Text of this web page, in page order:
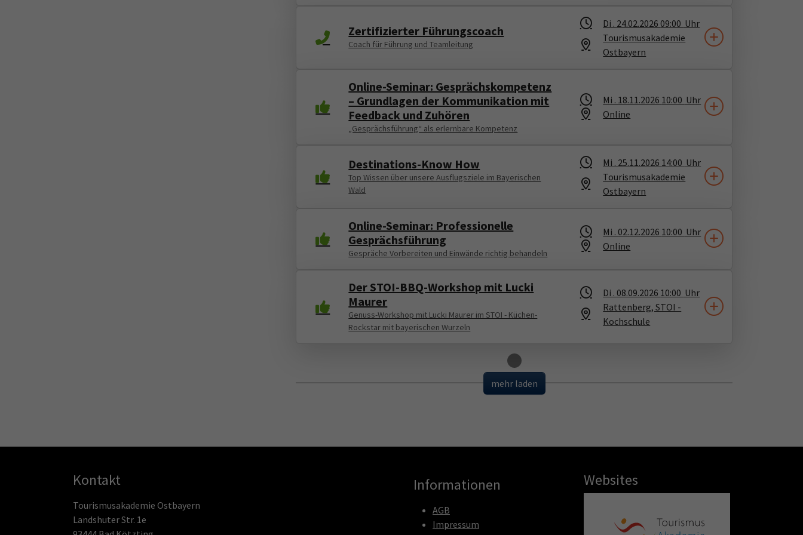
Zertifizierter Führungscoach
Coach für Führung und Teamleitung
Di . 24.02.2026 09:00 Uhr
Tourismusakademie
Ostbayern
Online-Seminar: Gesprächskompetenz
– Grundlagen der Kommunikation mit
Feedback und Zuhören
„Gesprächsführung“ als erlernbare Kompetenz
Mi . 18.11.2026 10:00 Uhr
Online
Destinations-Know How
Top Wissen über unsere Ausflugsziele im Bayerischen
Wald
Mi . 25.11.2026 14:00 Uhr
Tourismusakademie
Ostbayern
Online-Seminar: Professionelle
Gesprächsführung
Gespräche Vorbereiten und Einwände richtig behandeln
Mi . 02.12.2026 10:00 Uhr
Online
Der STOI-BBQ-Workshop mit Lucki
Maurer
Genuss-Workshop mit Lucki Maurer im STOI - Küchen-
Rockstar mit bayerischen Wurzeln
Di . 08.09.2026 10:00 Uhr
Rattenberg, STOI -
Kochschule
Loading...
mehr laden
Kontakt
Tourismusakademie Ostbayern
Landshuter Str. 1e
Informationen
AGB
Impressum
Websites